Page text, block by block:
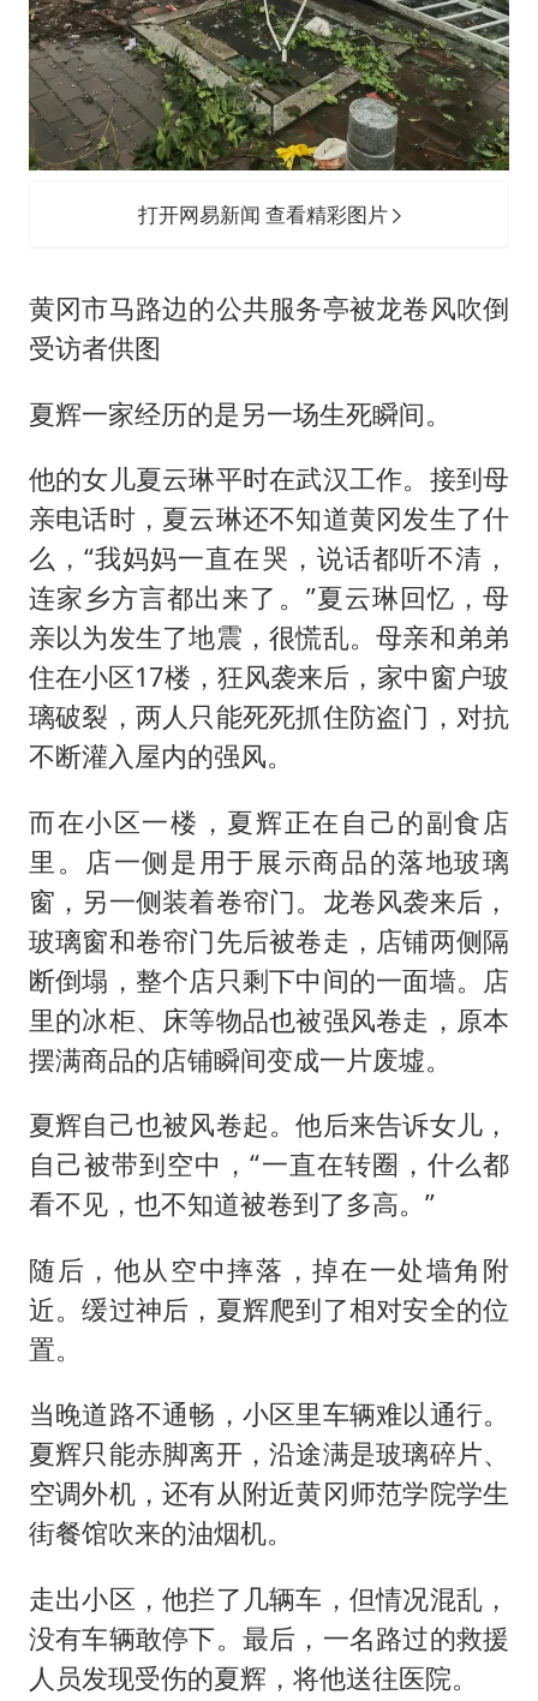
打开网易新闻 查看精彩图片
黄冈市马路边的公共服务亭被龙卷风吹倒
受访者供图
夏辉一家经历的是另一场生死瞬间。
他的女儿夏云琳平时在武汉工作。接到母
亲电话时，夏云琳还不知道黄冈发生了什
么，“我妈妈一直在哭，说话都听不清，
连家乡方言都出来了。”夏云琳回忆，母
亲以为发生了地震，很慌乱。母亲和弟弟
住在小区17楼，狂风袭来后，家中窗户玻
璃破裂，两人只能死死抓住防盗门，对抗
不断灌入屋内的强风。
而在小区一楼，夏辉正在自己的副食店
里。店一侧是用于展示商品的落地玻璃
窗，另一侧装着卷帘门。龙卷风袭来后，
玻璃窗和卷帘门先后被卷走，店铺两侧隔
断倒塌，整个店只剩下中间的一面墙。店
里的冰柜、床等物品也被强风卷走，原本
摆满商品的店铺瞬间变成一片废墟。
夏辉自己也被风卷起。他后来告诉女儿，
自己被带到空中，“一直在转圈，什么都
看不见，也不知道被卷到了多高。”
随后，他从空中摔落，掉在一处墙角附
近。缓过神后，夏辉爬到了相对安全的位
置。
当晚道路不通畅，小区里车辆难以通行。
夏辉只能赤脚离开，沿途满是玻璃碎片、
空调外机，还有从附近黄冈师范学院学生
街餐馆吹来的油烟机。
走出小区，他拦了几辆车，但情况混乱，
没有车辆敢停下。最后，一名路过的救援
人员发现受伤的夏辉，将他送往医院。